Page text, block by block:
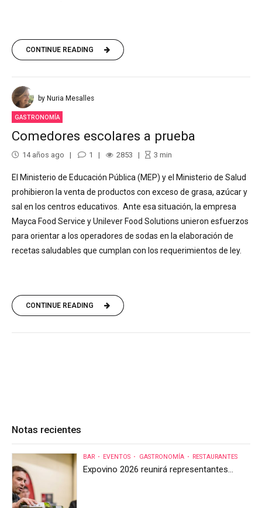
CONTINUE READING
by Nuria Mesalles
GASTRONOMÍA
Comedores escolares a prueba
14 años ago 1 2853 3 min
El Ministerio de Educación Pública (MEP) y el Ministerio de Salud
prohibieron la venta de productos con exceso de grasa, azúcar y
sal en los centros educativos. Ante esa situación, la empresa
Mayca Food Service y Unilever Food Solutions unieron esfuerzos
para orientar a los operadores de sodas en la elaboración de
recetas saludables que cumplan con los requerimientos de ley.
CONTINUE READING
Notas recientes
BAR EVENTOS GASTRONOMÍA RESTAURANTES
Expovino 2026 reunirá representantes